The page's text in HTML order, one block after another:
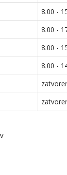
8.00 -
8.00 -
8.00 -
8.00 -